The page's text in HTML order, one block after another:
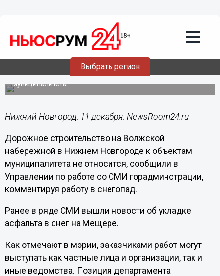
Выбрать регион
Администрация Нижнего
прокомментировала укладку асфальта
Согласно информации, строительство дороги на
Волжской набережной не относится к объектам
муниципалитета.
Нижний Новгород. 11 декабря. NewsRoom24.ru -
Дорожное строительство на Волжской
набережной в Нижнем Новгороде к объектам
муниципалитета не относится, сообщили в
Управлении по работе со СМИ горадминстрации,
комментируя работу в снегопад.
Ранее в ряде СМИ вышли новости об укладке
асфальта в снег на Мещере.
Как отмечают в мэрии, заказчиками работ могут
выступать как частные лица и организации, так и
иные ведомства. Позиция департамента